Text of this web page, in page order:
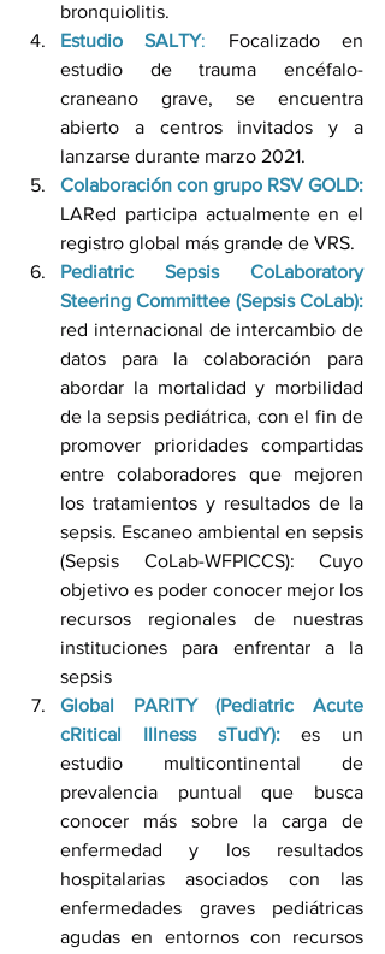
bronquiolitis.
Estudio SALTY: Focalizado en
estudio de trauma encéfalo-
craneano grave, se encuentra
abierto a centros invitados y a
lanzarse durante marzo 2021.
Colaboración con grupo RSV GOLD:
LARed participa actualmente en el
registro global más grande de VRS.
Pediatric Sepsis CoLaboratory
Steering Committee (Sepsis CoLab):
red internacional de intercambio de
datos para la colaboración para
abordar la mortalidad y morbilidad
de la sepsis pediátrica, con el fin de
promover prioridades compartidas
entre colaboradores que mejoren
los tratamientos y resultados de la
sepsis. Escaneo ambiental en sepsis
(Sepsis CoLab-WFPICCS): Cuyo
objetivo es poder conocer mejor los
recursos regionales de nuestras
instituciones para enfrentar a la
sepsis
Global PARITY (Pediatric Acute
cRitical Illness sTudY): es un
estudio multicontinental de
prevalencia puntual que busca
conocer más sobre la carga de
enfermedad y los resultados
hospitalarias asociados con las
enfermedades graves pediátricas
agudas en entornos con recursos